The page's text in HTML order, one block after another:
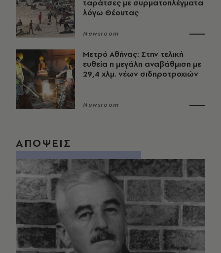
ταράτσες με συρματοπλέγματα
λόγω Θέουτας
Newsroom
Μετρό Αθήνας: Στην τελική
ευθεία η μεγάλη αναβάθμιση με
29,4 χλμ. νέων σιδηροτροχιών
Newsroom
ΑΠΟΨΕΙΣ